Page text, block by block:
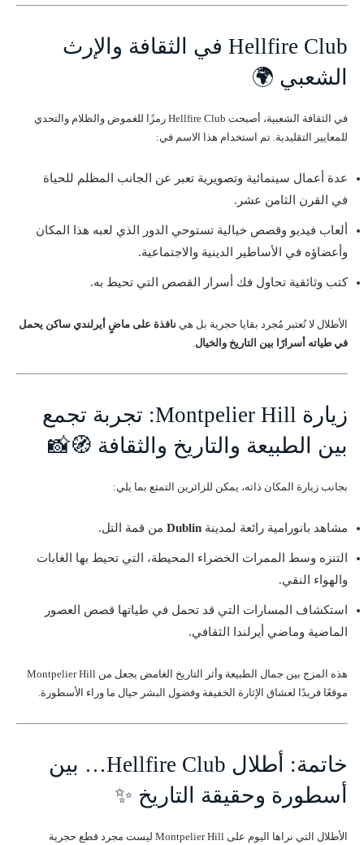
Hellfire Club في الثقافة والإرث
الشعبي 🌍
في الثقافة الشعبية، أصبحت Hellfire Club رمزًا للغموض والظلام والتحدي
للمعايير التقليدية. تم استخدام هذا الاسم في:
عدة أعمال سينمائية وتصويرية تعبر عن الجانب المظلم للحياة
في القرن الثامن عشر.
ألعاب فيديو وقصص خيالية تستوحي الدور الذي لعبه هذا المكان
وأعضاؤه في الأساطير الدينية والاجتماعية.
كتب وثائقية تحاول فك أسرار القصص التي تحيط به.
الأطلال لا تُعتبر مُجرد بقايا حجرية بل هي نافذة على ماضٍ أيرلندي ساكن يحمل
في طياته أسرارًا بين التاريخ والخيال.
زيارة Montpelier Hill: تجربة تجمع
بين الطبيعة والتاريخ والثقافة 🧭📸
بجانب زيارة المكان ذاته، يمكن للزائرين التمتع بما يلي:
مشاهد بانورامية رائعة لمدينة Dublin من قمة التل.
التنزه وسط الممرات الخضراء المحيطة، التي تحيط بها الغابات
والهواء النقي.
استكشاف المسارات التي قد تحمل في طياتها قصص العصور
الماضية وماضي أيرلندا الثقافي.
هذه المزج بين جمال الطبيعة وأثر التاريخ الغامض يجعل من Montpelier Hill
موقعًا فريدًا لعشاق الإثارة الخفيفة وفضول البشر حيال ما وراء الأسطورة.
خاتمة: أطلال Hellfire Club… بين
أسطورة وحقيقة التاريخ ✨
الأطلال التي نراها اليوم على Montpelier Hill ليست مجرد قطع حجرية